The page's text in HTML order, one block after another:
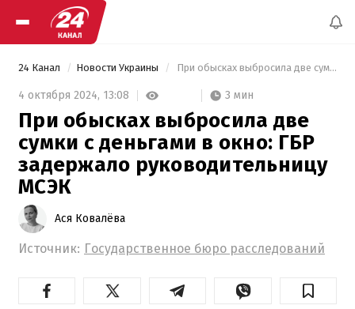
24 Канал Новости Украины При обысках выбросила две сумки с деньгами в окно: ГБР задержало руководительницу МСЭК
4 октября 2024, 13:08 3 мин
При обысках выбросила две
сумки с деньгами в окно: ГБР
задержало руководительницу
МСЭК
Ася Ковалёва
Источник: Государственное бюро расследований